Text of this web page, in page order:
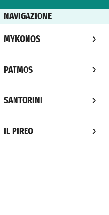
NAVIGAZIONE
MYKONOS
PATMOS
SANTORINI
IL PIREO